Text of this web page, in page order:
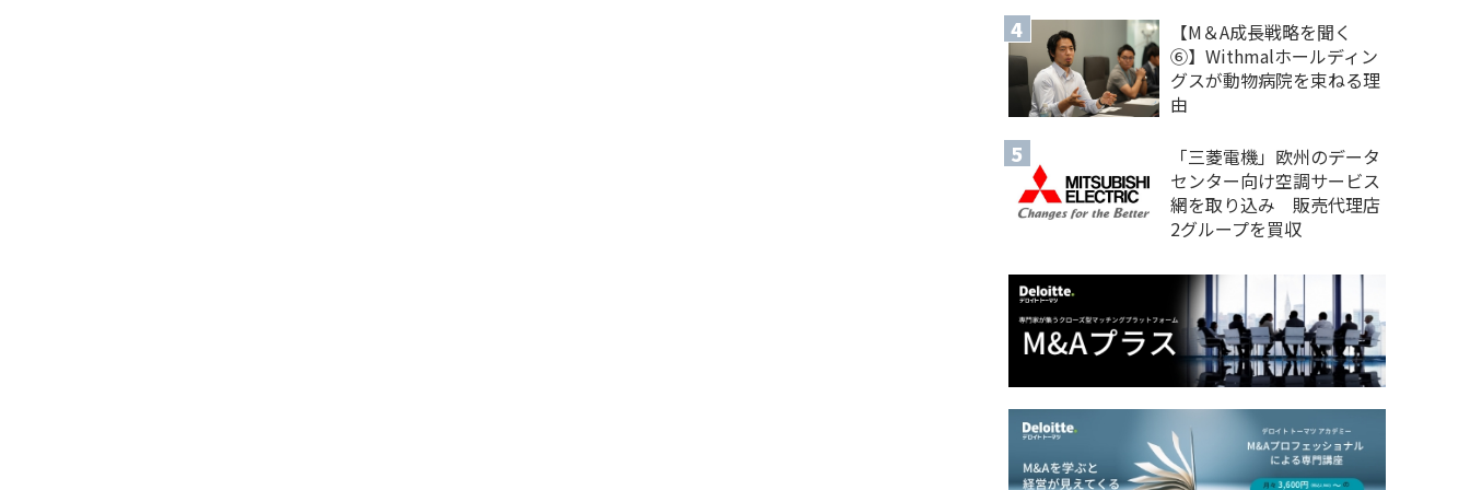
【M＆A 成長戦略を聞く
⑥】Withmalホールディン
グスが動物病院を束ねる理
由
「三菱電機」欧州のデータ
センター向け空調サービス
網を取り込み 販売代理店
2グループを買収